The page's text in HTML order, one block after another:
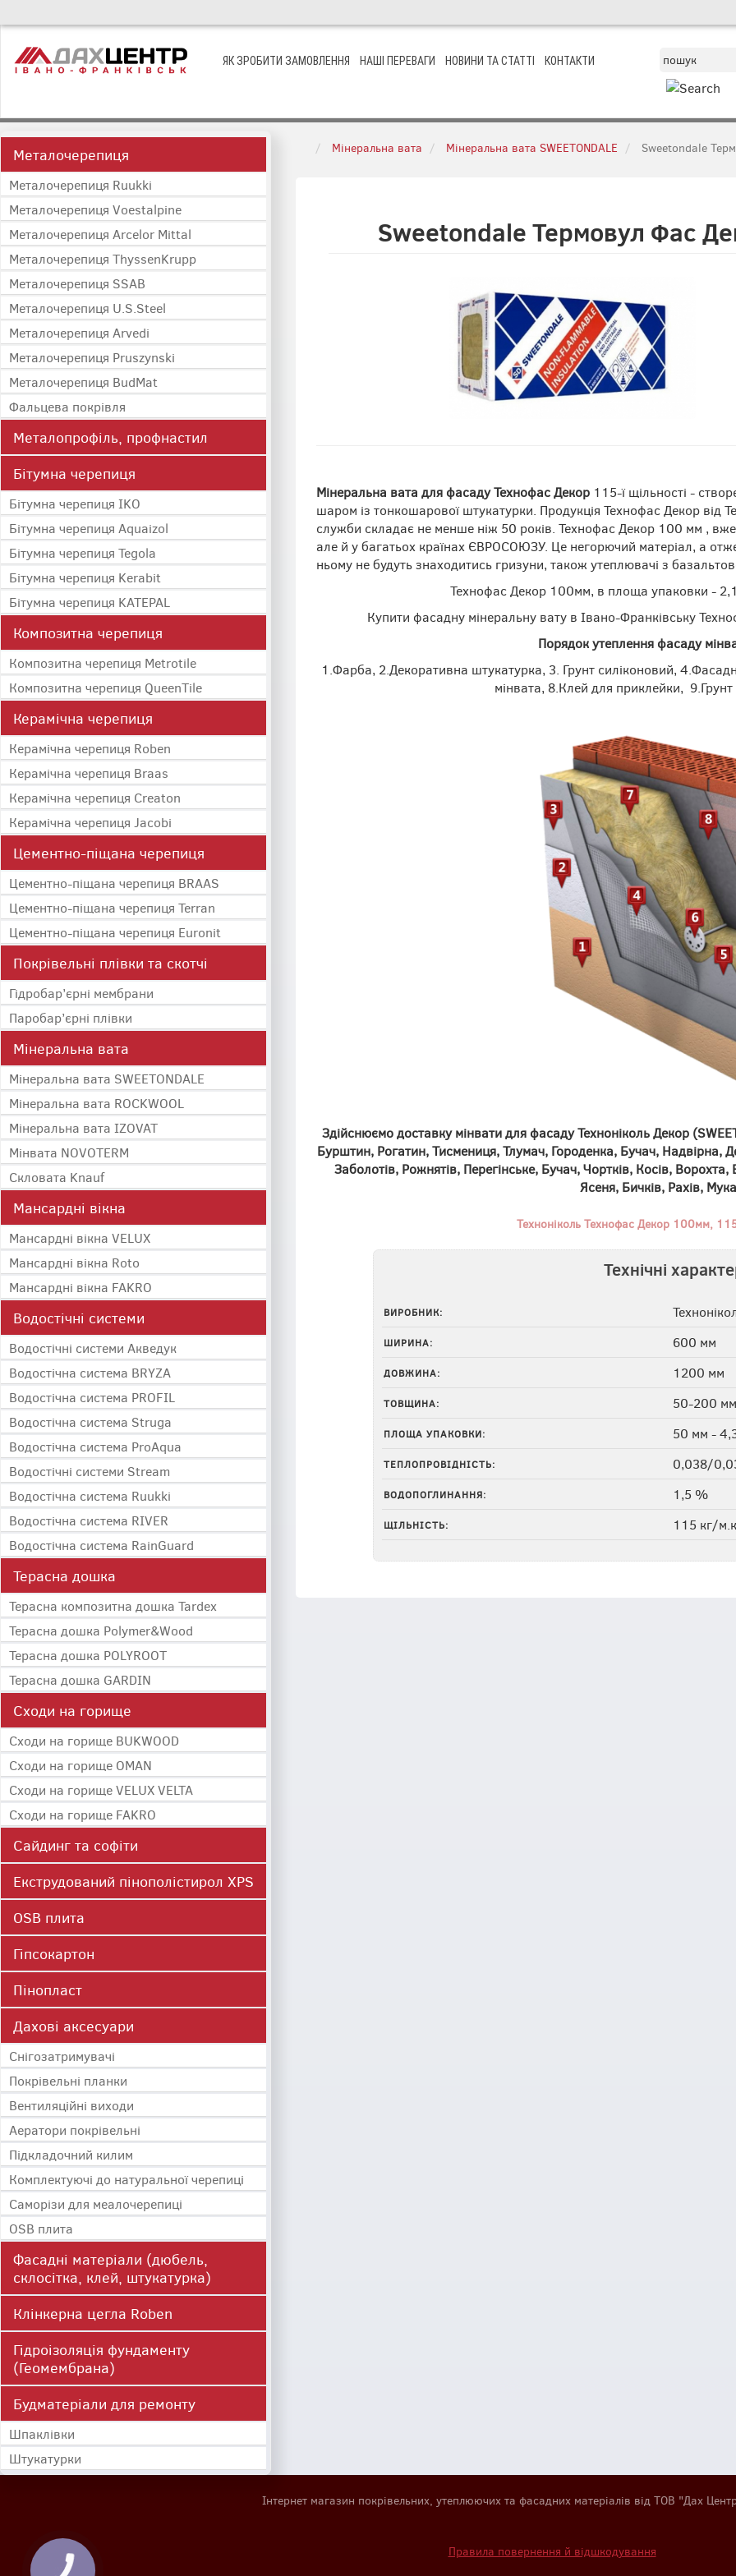
ЯК ЗРОБИТИ ЗАМОВЛЕННЯ НАШІ ПЕРЕВАГИ НОВИНИ ТА СТАТТІ КОНТАКТИ
Металочерепиця
Металочерепиця Ruukki
Металочерепиця Voestalpine
Металочерепиця Arcelor Mittal
Металочерепиця ThyssenKrupp
Металочерепиця SSAB
Металочерепиця U.S.Steel
Металочерепиця Arvedi
Металочерепиця Pruszynski
Металочерепиця BudMat
Фальцева покрівля
Металопрофіль, профнастил
Бітумна черепиця
Бітумна черепиця IKO
Бітумна черепиця Aquaizol
Бітумна черепиця Tegola
Бітумна черепиця Kerabit
Бітумна черепиця KATEPAL
Композитна черепиця
Композитна черепиця Metrotile
Композитна черепиця QueenTile
Керамічна черепиця
Керамічна черепиця Roben
Керамічна черепиця Braas
Керамічна черепиця Creaton
Керамічна черепиця Jacobi
Цементно-піщана черепиця
Цементно-піщана черепиця BRAAS
Цементно-піщана черепиця Terran
Цементно-піщана черепиця Euronit
Покрівельні плівки та скотчі
Гідробар’єрні мембрани
Паробар’єрні плівки
Мінеральна вата
Мінеральна вата SWEETONDALE
Мінеральна вата ROCKWOOL
Мінеральна вата IZOVAT
Мінвата NOVOTERM
Скловата Knauf
Мансардні вікна
Мансардні вікна VELUX
Мансардні вікна Roto
Мансардні вікна FAKRO
Водостічні системи
Водостічні системи Акведук
Водостічна система BRYZA
Водостічна система PROFIL
Водостічна система Struga
Водостічна система ProAqua
Водостічні системи Stream
Водостічна система Ruukki
Водостічна система RIVER
Водостічна система RainGuard
Терасна дошка
Терасна композитна дошка Tardex
Терасна дошка Polymer&Wood
Терасна дошка POLYROOT
Терасна дошка GARDIN
Сходи на горище
Сходи на горище BUKWOOD
Сходи на горище OMAN
Сходи на горище VELUX VELTA
Сходи на горище FAKRO
Сайдинг та софіти
Екструдований пінополістирол XPS
OSB плита
Гіпсокартон
Пінопласт
Дахові аксесуари
Cнігозатримувачі
Покрівельні планки
Вентиляційні виходи
Аератори покрівельні
Підкладочний килим
Комплектуючі до натуральної черепиці
Саморізи для меалочерепиці
OSB плита
Фасадні матеріали (дюбель,
склосітка, клей, штукатурка)
Клінкерна цегла Roben
Гідроізоляція фундаменту
(Геомембрана)
Будматеріали для ремонту
Шпаклівки
Штукатурки
Мінеральна вата Мінеральна вата SWEETONDALE Sweetondale
Sweetondale Термовул Фас
Мінеральна вата для фасаду Технофас Декор 115-ї щільності -
шаром із тонкошарової штукатурки. Продукція Технофас Декор від
служби складає не менше ніж 50 років. Технофас Декор 100 мм ,
але й у багатьох країнах ЄВРОСОЮЗУ. Це негорючий матеріал, а
ньому не будуть знаходитись гризуни, також утеплювачі з
Технофас Декор 100мм, в площа упаковки -
Купити фасадну мінеральну вату в Івано-Франківську
Порядок утеплення фасаду
1.Фарба, 2.Декоративна штукатурка, 3. Грунт силіконовий,
мінвата, 8.Клей для приклейки,
Здійснюємо доставку мінвати для фасаду Техноніколь Декор
Бурштин, Рогатин, Тисмениця, Тлумач, Городенка, Бучач,
Заболотів, Рожнятів, Перегінське, Бучач, Чортків, Косів,
Ясеня, Бичків, Рахів,
Техноніколь Технофас Декор 100мм,
Технічні
ВИРОБНИК:
ШИРИНА: 600 мм
ДОВЖИНА: 1200 мм
ТОВЩИНА: 50-200 мм
ПЛОЩА УПАКОВКИ: 50 мм -
ТЕПЛОПРОВІДНІСТЬ: 0,038/
ВОДОПОГЛИНАННЯ: 1,5 %
ЩІЛЬНІСТЬ: 115 кг/
Інтернет магазин покрівельних, утеплюючих та фасадних матеріалів від ТОВ "Дах
Правила повернення й відшкодування